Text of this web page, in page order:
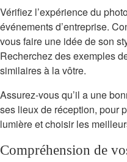
Vérifiez l’expérience du
événements d’entreprise.
vous faire une idée de son
Recherchez des exemples
similaires à la vôtre.
Assurez-vous qu’il a une
ses lieux de réception, pour
lumière et choisir les
Compréhension de